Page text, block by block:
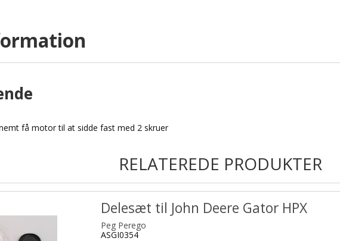
få motor til at sidde fast med 2 skruer
RELATEREDE PRODUKTER
Delesæt til John Deere Gator HPX
Peg Perego
ASGI0354